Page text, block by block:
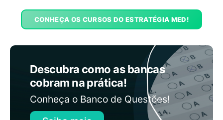
CONHEÇA OS CURSOS DO ESTRATÉGIA MED!
Descubra como as bancas
cobram na prática!
Conheça o Banco de Questões!